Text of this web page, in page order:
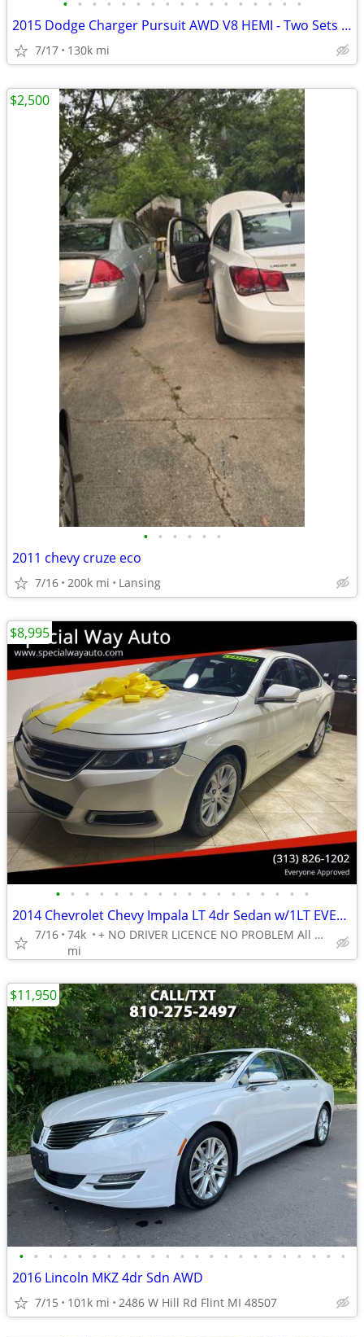
• • • • • • • • • • • • • • • • •
2015 Dodge Charger Pursuit AWD V8 HEMI - Two Sets of Wheels
7/17 130k mi
• • • • • •
2011 chevy cruze eco
7/16 200k mi Lansing
$2,500
• • • • • • • • • • • • • • • • • •
2014 Chevrolet Chevy Impala LT 4dr Sedan w/1LT EVERY ONE GET APPROVED 0 DOWN
7/16 74k
mi
+ NO DRIVER LICENCE NO PROBLEM All DONE IN HOUSE PLATE TITLE
$8,995
• • • • • • • • • • • • • • • • • • • • • • •
2016 Lincoln MKZ 4dr Sdn AWD
7/15 101k mi 2486 W Hill Rd Flint MI 48507
$11,950